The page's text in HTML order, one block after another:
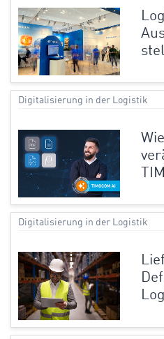
Digitalisierung in der Logistik
Digitalisierung in der Logistik